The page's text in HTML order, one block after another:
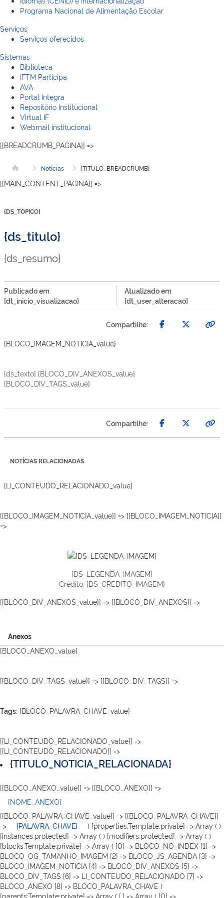
Programa Nacional de Alimentação Escolar
Serviços
Serviços oferecidos
Sistemas
Biblioteca
IFTM Participa
AVA
Portal Integra
Repositório Institucional
Virtual IF
Webmail institucional
[{BREADCRUMB_PAGINA}] =>
Página inicial
Notícias {TITULO_BREADCRUMB}
[{MAIN_CONTENT_PAGINA}] =>
{DS_TOPICO}
{ds_titulo}
{ds_resumo}
Publicado em
{dt_inicio_visualizacao}
Atualizado em
{dt_user_alteracao}
Compartilhe:
{BLOCO_IMAGEM_NOTICIA_value}
{ds_texto} {BLOCO_DIV_ANEXOS_value}
{BLOCO_DIV_TAGS_value}
Compartilhe:
NOTÍCIAS RELACIONADAS
{LI_CONTEUDO_RELACIONADO_value}
[{BLOCO_IMAGEM_NOTICIA_value}] => [{BLOCO_IMAGEM_NOTICIA}]
=>
{DS_LEGENDA_IMAGEM}
Crédito: {DS_CREDITO_IMAGEM}
[{BLOCO_DIV_ANEXOS_value}] => [{BLOCO_DIV_ANEXOS}] =>
Anexos
{BLOCO_ANEXO_value}
[{BLOCO_DIV_TAGS_value}] => [{BLOCO_DIV_TAGS}] =>
Tags: {BLOCO_PALAVRA_CHAVE_value}
[{LI_CONTEUDO_RELACIONADO_value}] =>
[{LI_CONTEUDO_RELACIONADO}] =>
{TITULO_NOTICIA_RELACIONADA}
[{BLOCO_ANEXO_value}] => [{BLOCO_ANEXO}] =>
{NOME_ANEXO}
[{BLOCO_PALAVRA_CHAVE_value}] => [{BLOCO_PALAVRA_CHAVE}]
=>
{PALAVRA_CHAVE}
) [properties:Template:private] => Array ( )
[instances:protected] => Array ( ) [modifiers:protected] => Array ( )
[blocks:Template:private] => Array ( [0] => BLOCO_NO_INDEX [1] =>
BLOCO_OG_TAMANHO_IMAGEM [2] => BLOCO_JS_AGENDA [3] =>
BLOCO_IMAGEM_NOTICIA [4] => BLOCO_DIV_ANEXOS [5] =>
BLOCO_DIV_TAGS [6] => LI_CONTEUDO_RELACIONADO [7] =>
BLOCO_ANEXO [8] => BLOCO_PALAVRA_CHAVE )
[parents:Template:private] => Array ( [.] => Array ( [0] =>